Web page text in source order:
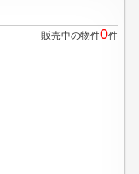
販売中の物件0件